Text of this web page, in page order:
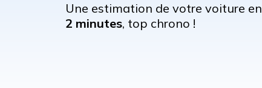
Une estimation de votre voiture en
2 minutes, top chrono !